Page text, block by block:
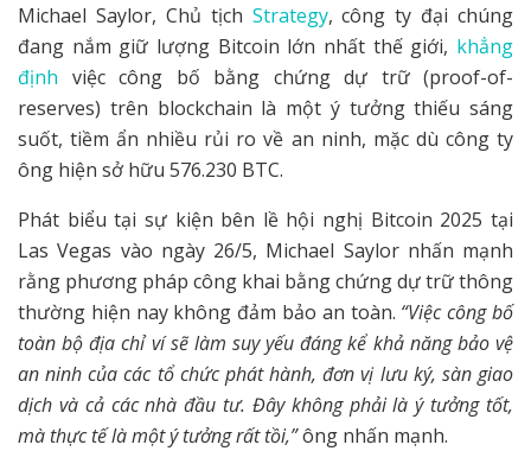
Michael Saylor, Chủ tịch Strategy, công ty đại chúng
đang nắm giữ lượng Bitcoin lớn nhất thế giới, khẳng
định việc công bố bằng chứng dự trữ (proof-of-
reserves) trên blockchain là một ý tưởng thiếu sáng
suốt, tiềm ẩn nhiều rủi ro về an ninh, mặc dù công ty
ông hiện sở hữu 576.230 BTC.
Phát biểu tại sự kiện bên lề hội nghị Bitcoin 2025 tại
Las Vegas vào ngày 26/5, Michael Saylor nhấn mạnh
rằng phương pháp công khai bằng chứng dự trữ thông
thường hiện nay không đảm bảo an toàn. “Việc công bố
toàn bộ địa chỉ ví sẽ làm suy yếu đáng kể khả năng bảo vệ
an ninh của các tổ chức phát hành, đơn vị lưu ký, sàn giao
dịch và cả các nhà đầu tư. Đây không phải là ý tưởng tốt,
mà thực tế là một ý tưởng rất tồi,”ông nhấn mạnh.